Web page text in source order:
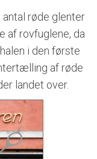
røde glenter
af rovfuglene, da
i den første
af røde
landet over.